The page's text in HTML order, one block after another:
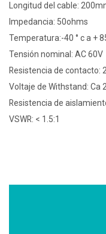
Longitud del cable:
Impedancia: 50ohms
Temperatura:-40 ° c a +
Tensión nominal: AC 60V
Resistencia de contacto:
Voltaje de Withstand: Ca
Resistencia de
VSWR: < 1.5:1